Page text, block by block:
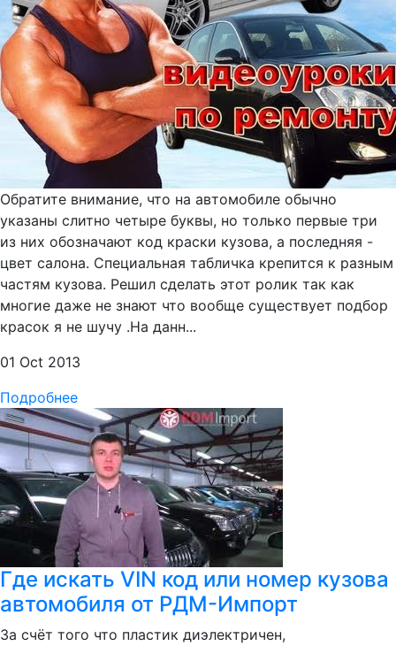
Обратите внимание, что на автомобиле обычно
указаны слитно четыре буквы, но только первые три
из них обозначают код краски кузова, а последняя -
цвет салона. Специальная табличка крепится к разным
частям кузова. Решил сделать этот ролик так как
многие даже не знают что вообще существует подбор
красок я не шучу .На данн...
01 Oct 2013
Подробнее
Где искать VIN код или номер кузова
автомобиля от РДМ-Импорт
За счёт того что пластик диэлектричен,